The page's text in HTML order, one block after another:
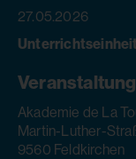
27.05.2026
Akademie de La
Martin-Luther-
9560 Feldkirchen